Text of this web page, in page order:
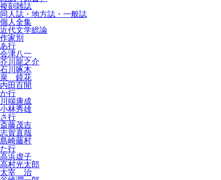
複刻雑誌
同人誌・地方誌・一般誌
個人全集
近代文学総論
作家別
あ行
会津八一
芥川龍之介
石川啄木
泉 鏡花
内田百閒
か行
川端康成
小林秀雄
さ行
斎藤茂吉
志賀直哉
島崎藤村
た行
高浜虚子
高村光太郎
太宰 治